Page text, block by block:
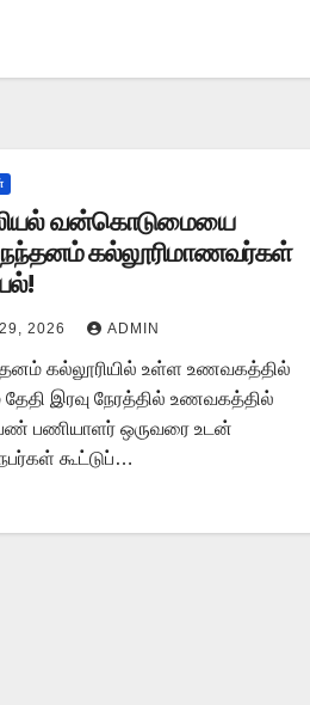
வன்கொடுமையை
நந்தனம் கல்லூரிமாணவர்கள்
2026 ADMIN
கல்லூரியில் உள்ள உணவகத்தில்
இரவு நேரத்தில் உணவகத்தில்
பெண் பணியாளர் ஒருவரை உடன்
நபர்கள் கூட்டுப்…